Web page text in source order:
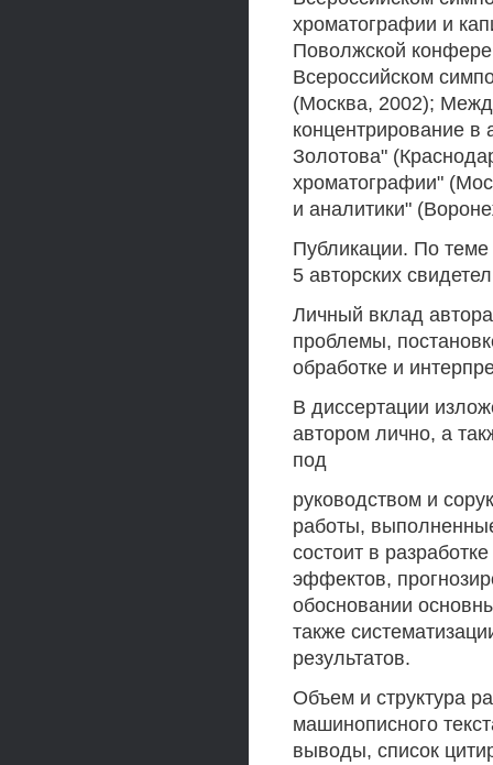
хроматографии и
Поволжской
Всероссийском
(Москва, 2002);
концентрирование
Золотова"
хроматографии"
и аналитики"
Публикации. По теме
5 авторских
Личный вклад
проблемы,
обработке и
В диссертации
автором лично, а
под
руководством и
работы,
состоит в
эффектов,
обосновании
также
результатов.
Объем и структура
машинописного
выводы, список